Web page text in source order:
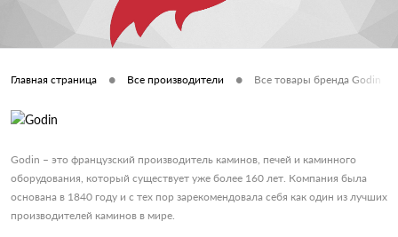
Главная страница • Все производители • Все товары бренда Godin
Godin – это французский производитель каминов, печей и каминного
оборудования, который существует уже более 160 лет. Компания была
основана в 1840 году и с тех пор зарекомендовала себя как один из лучших
производителей каминов в мире.